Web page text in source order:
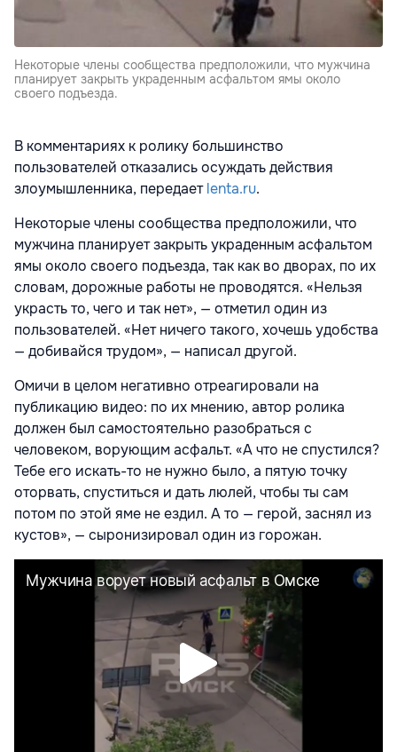
Некоторые члены сообщества предположили, что мужчина
планирует закрыть украденным асфальтом ямы около
своего подъезда.
В комментариях к ролику большинство
пользователей отказались осуждать действия
злоумышленника, передаетlenta.ru.
Некоторые члены сообщества предположили, что
мужчина планирует закрыть украденным асфальтом
ямы около своего подъезда, так как во дворах, по их
словам, дорожные работы не проводятся. «Нельзя
украсть то, чего и так нет», — отметил один из
пользователей. «Нет ничего такого, хочешь удобства
— добивайся трудом», — написал другой.
Омичи в целом негативно отреагировали на
публикацию видео: по их мнению, автор ролика
должен был самостоятельно разобраться с
человеком, ворующим асфальт. «А что не спустился?
Тебе его искать-то не нужно было, а пятую точку
оторвать, спуститься и дать люлей, чтобы ты сам
потом по этой яме не ездил. А то — герой, заснял из
кустов», — сыронизировал один из горожан.